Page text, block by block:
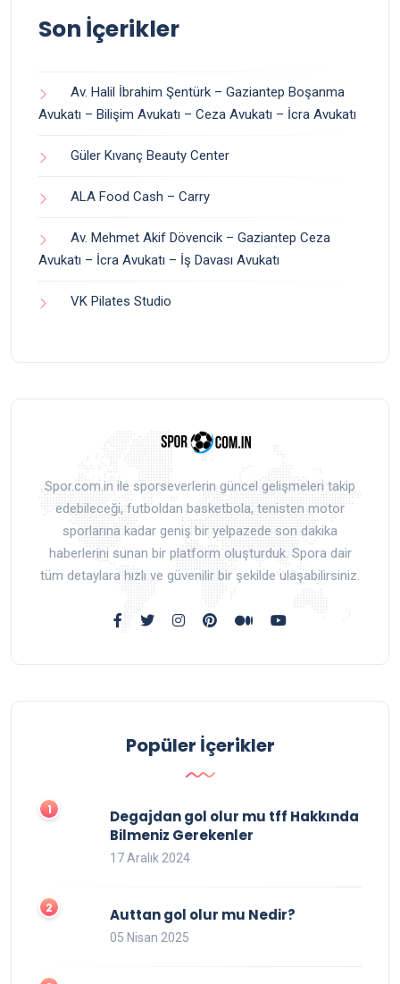
Son İçerikler
Av. Halil İbrahim Şentürk – Gaziantep Boşanma
Avukatı – Bilişim Avukatı – Ceza Avukatı – İcra Avukatı
Güler Kıvanç Beauty Center
ALA Food Cash – Carry
Av. Mehmet Akif Dövencik – Gaziantep Ceza
Avukatı – İcra Avukatı – İş Davası Avukatı
VK Pilates Studio
Spor.com.in ile sporseverlerin güncel gelişmeleri takip
edebileceği, futboldan basketbola, tenisten motor
sporlarına kadar geniş bir yelpazede son dakika
haberlerini sunan bir platform oluşturduk. Spora dair
tüm detaylara hızlı ve güvenilir bir şekilde ulaşabilirsiniz.
Popüler İçerikler
Degajdan gol olur mu tff Hakkında
Bilmeniz Gerekenler
17 Aralık 2024
Auttan gol olur mu Nedir?
05 Nisan 2025